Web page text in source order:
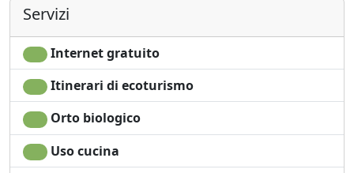
Servizi
Internet gratuito
Itinerari di ecoturismo
Orto biologico
Uso cucina